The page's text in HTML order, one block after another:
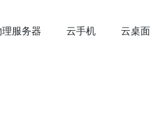
理服务器 云手机 云桌面